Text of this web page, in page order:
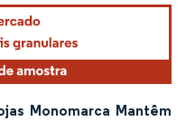
atribuição conforme CC BY 4.0.
Monomarca Mantêm